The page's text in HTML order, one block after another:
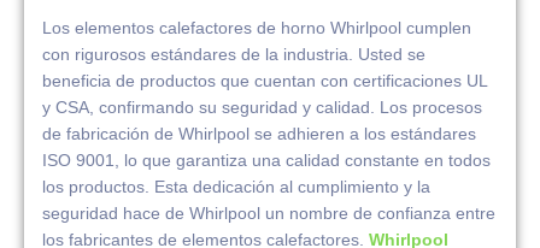
Los elementos calefactores de horno Whirlpool cumplen
con rigurosos estándares de la industria. Usted se
beneficia de productos que cuentan con certificaciones UL
y CSA, confirmando su seguridad y calidad. Los procesos
de fabricación de Whirlpool se adhieren a los estándares
ISO 9001, lo que garantiza una calidad constante en todos
los productos. Esta dedicación al cumplimiento y la
seguridad hace de Whirlpool un nombre de confianza entre
los fabricantes de elementos calefactores. Whirlpool